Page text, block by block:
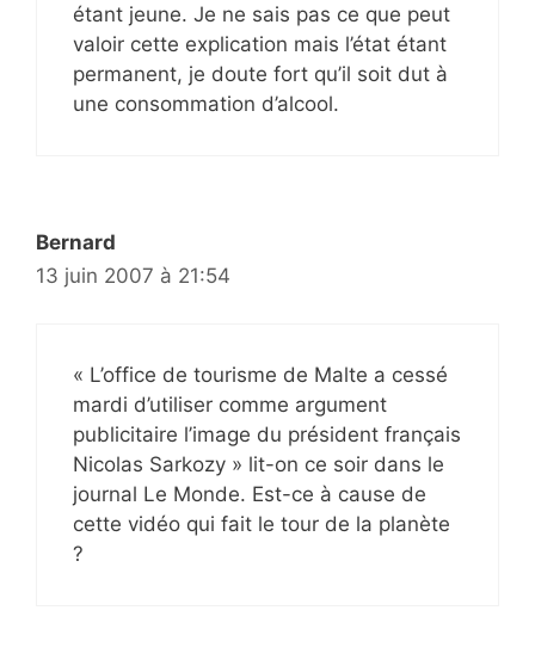
étant jeune. Je ne sais pas ce que peut
valoir cette explication mais l’état étant
permanent, je doute fort qu’il soit dut à
une consommation d’alcool.
Bernard
13 juin 2007 à 21:54
« L’office de tourisme de Malte a cessé
mardi d’utiliser comme argument
publicitaire l’image du président français
Nicolas Sarkozy » lit-on ce soir dans le
journal Le Monde. Est-ce à cause de
cette vidéo qui fait le tour de la planète
?